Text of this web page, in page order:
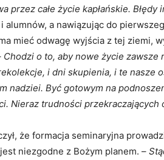
przez całe życie kapłańskie.
i alumnów, a nawiązując do
mieć odwagę wyjścia z tej ziemi,
Chodzi o to, aby nowe życie
i dni skupienia, i te nasze
nadziei. Być gotowym na
Nieraz trudności przekraczających
że formacja seminaryjna
niezgodne z Bożym planem. –